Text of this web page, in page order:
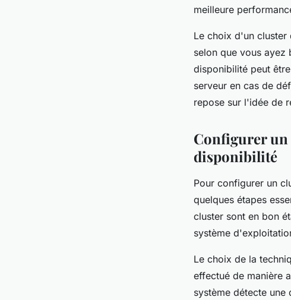
meilleure
Le choix d'un cluster
selon que vous ayez
disponibilité peut
serveur en cas de
repose sur l'idée de
Configurer un
disponibilité
Pour configurer un
quelques étapes
cluster sont en bon
système
Le choix de la
effectué de manière
système détecte une